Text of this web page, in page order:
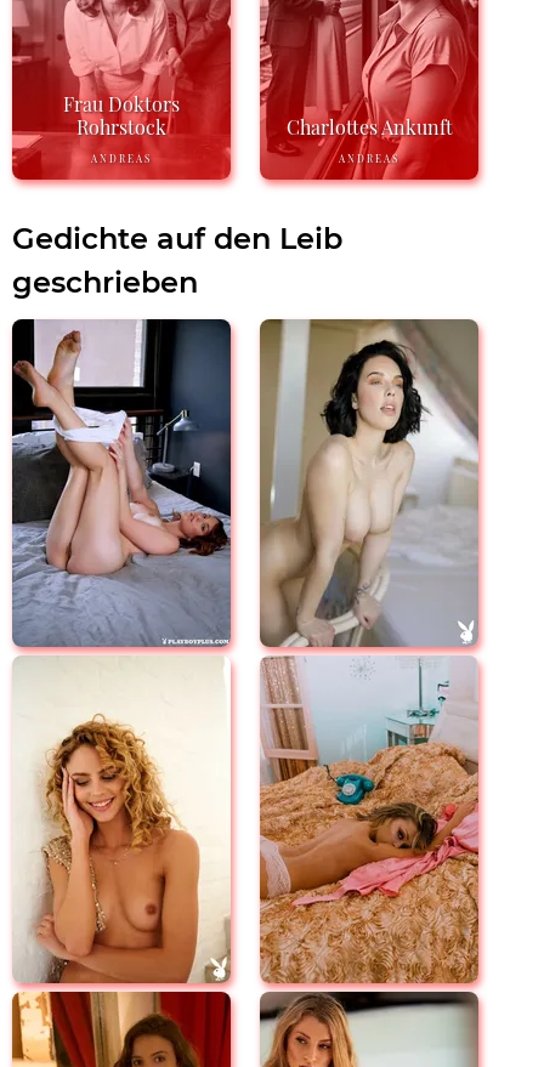
Frau Doktors
Rohrstock
ANDREAS
Charlottes Ankunft
ANDREAS
Gedichte auf den Leib
geschrieben